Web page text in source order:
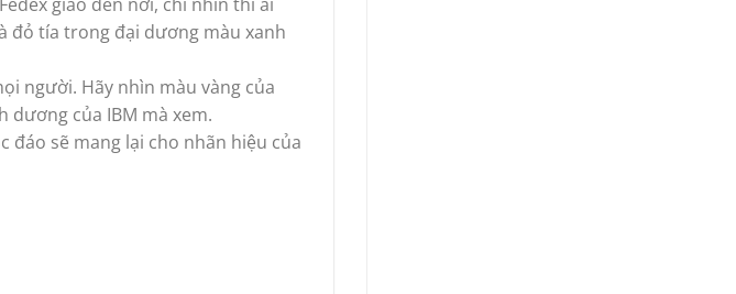
đỏ tía trong đại dương màu xanh
người. Hãy nhìn màu vàng của
dương của IBM mà xem.
đáo sẽ mang lại cho nhãn hiệu của